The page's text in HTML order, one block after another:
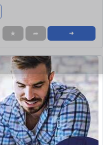
★ ➦ ➜